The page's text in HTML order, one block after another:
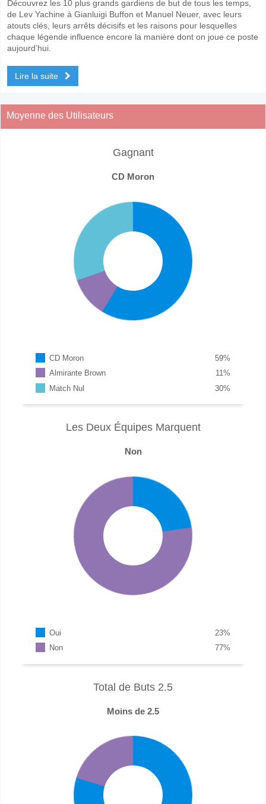
Découvrez les 10 plus grands gardiens de but de tous les temps,
de Lev Yachine à Gianluigi Buffon et Manuel Neuer, avec leurs
atouts clés, leurs arrêts décisifs et les raisons pour lesquelles
chaque légende influence encore la manière dont on joue ce poste
aujourd’hui.
Lire la suite
Moyenne des Utilisateurs
Gagnant
CD Moron
CD Moron %
59
Almirante Brown
%
11
Match Nul
%
30
Les Deux Équipes Marquent
Non
Oui %
23
Non
%
77
Total de Buts 2.5
Moins de 2.5